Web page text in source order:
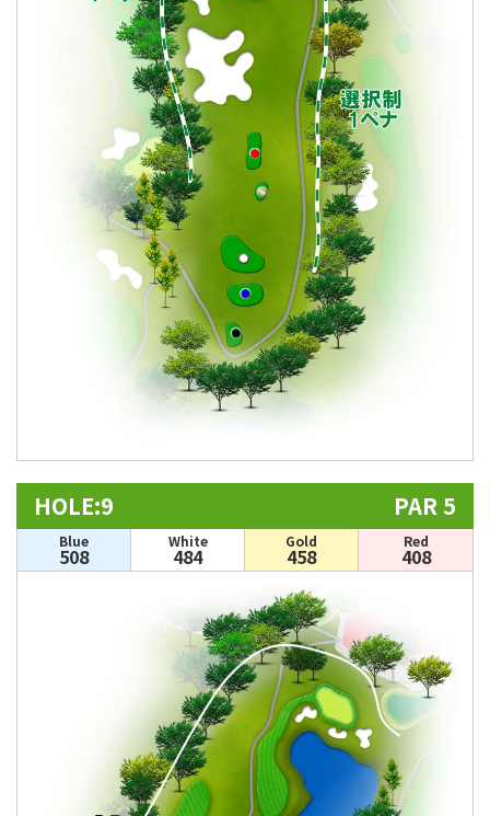
HOLE:9 PAR 5
Blue
508
White
484
Gold
458
Red
408